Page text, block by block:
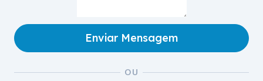
Enviar Mensagem